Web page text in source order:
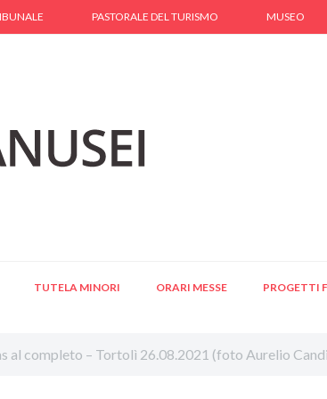
PASTORALE DEL TURISMO MUSEO
TUTELA MINORI ORARI MESSE PROGETTI
al completo – Tortolì 26.08.2021 (foto Aurelio